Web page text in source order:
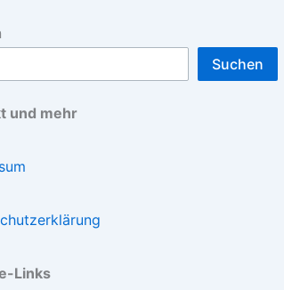
Suchen
und mehr
Links